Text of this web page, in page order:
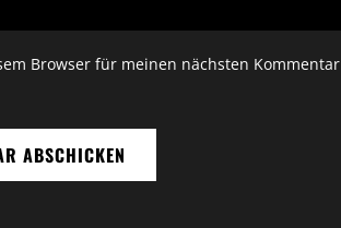
Browser für meinen nächsten Kommentar